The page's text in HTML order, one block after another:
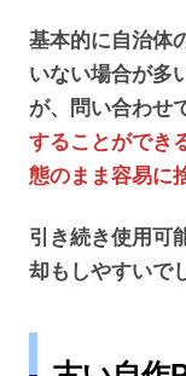
基本的に自治体
いない場合が多
が、問い合わせ
することができ
態のまま容易に
引き続き使用可
却もしやすいで